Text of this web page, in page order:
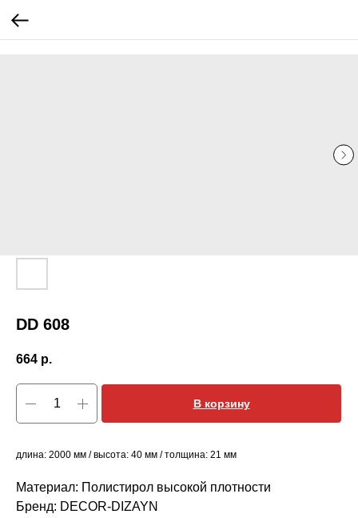
DD 608
664 р.
В корзину
длина: 2000 мм / высота: 40 мм / толщина: 21 мм
Материал: Полистирол высокой плотности
Бренд: DECOR-DIZAYN